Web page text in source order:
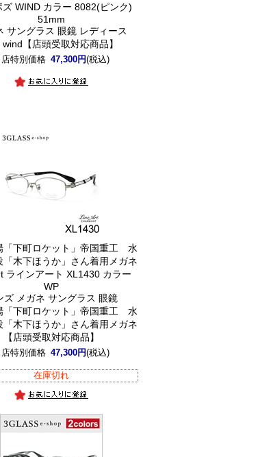
ズ WIND カラー 8082(ピンク)
51mm
サングラス 眼鏡 レディース
wind【店頭受取対応商品】
店特別価格 47,300円(税込)
「下町ロケット」帝国重工 水
「木下ほうか」さん着用メガネ
ラインアート XL1430 カラー
WP
ズ メガネ サングラス 眼鏡
「下町ロケット」帝国重工 水
「木下ほうか」さん着用メガネ
【店頭受取対応商品】
店特別価格 47,300円(税込)
在庫切れ